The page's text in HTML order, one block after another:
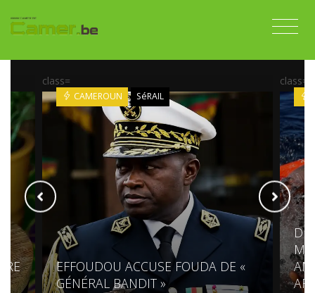
class=
CAMEROUN SéRAIL
EFFOUDOU ACCUSE FOUDA DE «
GÉNÉRAL BANDIT »
class=